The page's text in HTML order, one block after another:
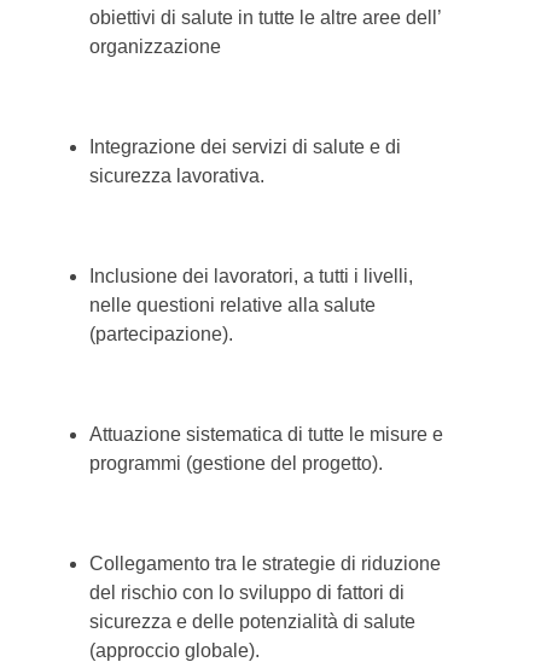
obiettivi di salute in tutte le altre aree dell’
organizzazione
Integrazione dei servizi di salute e di
sicurezza lavorativa.
Inclusione dei lavoratori, a tutti i livelli,
nelle questioni relative alla salute
(partecipazione).
Attuazione sistematica di tutte le misure e
programmi (gestione del progetto).
Collegamento tra le strategie di riduzione
del rischio con lo sviluppo di fattori di
sicurezza e delle potenzialità di salute
(approccio globale).